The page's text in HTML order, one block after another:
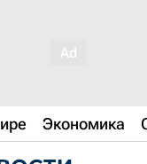
Экономика